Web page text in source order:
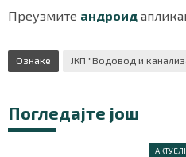
Преузмите андроид
Ознаке ЈКП "Водовод и
Погледајте још
Маркетинг|Услови